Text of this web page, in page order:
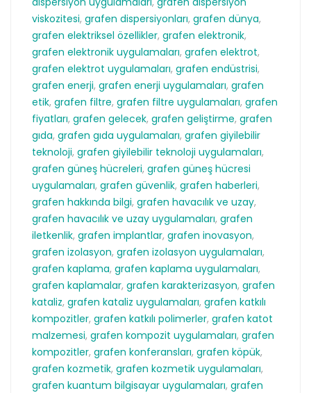
viskozitesi, grafen dispersiyonları, grafen dünya,
grafen elektriksel özellikler, grafen elektronik,
grafen elektronik uygulamaları, grafen elektrot,
grafen elektrot uygulamaları, grafen endüstrisi,
grafen enerji, grafen enerji uygulamaları, grafen
etik, grafen filtre, grafen filtre uygulamaları, grafen
fiyatları, grafen gelecek, grafen geliştirme, grafen
gıda, grafen gıda uygulamaları, grafen giyilebilir
teknoloji, grafen giyilebilir teknoloji uygulamaları,
grafen güneş hücreleri, grafen güneş hücresi
uygulamaları, grafen güvenlik, grafen haberleri,
grafen hakkında bilgi, grafen havacılık ve uzay,
grafen havacılık ve uzay uygulamaları, grafen
iletkenlik, grafen implantlar, grafen inovasyon,
grafen izolasyon, grafen izolasyon uygulamaları,
grafen kaplama, grafen kaplama uygulamaları,
grafen kaplamalar, grafen karakterizasyon, grafen
kataliz, grafen kataliz uygulamaları, grafen katkılı
kompozitler, grafen katkılı polimerler, grafen katot
malzemesi, grafen kompozit uygulamaları, grafen
kompozitler, grafen konferansları, grafen köpük,
grafen kozmetik, grafen kozmetik uygulamaları,
grafen kuantum bilgisayar uygulamaları, grafen